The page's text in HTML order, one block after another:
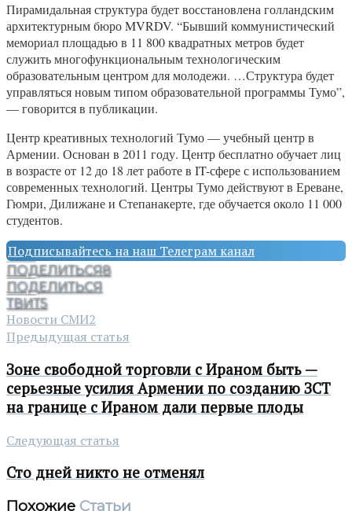
Пирамидальная структура будет восстановлена голландским
архитектурным бюро MVRDV. “Бывший коммунистический
мемориал площадью в 11 800 квадратных метров будет
служить многофункциональным технологическим
образовательным центром для молодежи. …Структура будет
управляться новым типом образовательной программы Тумо”,
— говорится в публикации.
Центр креативных технологий Тумо — учебный центр в
Армении. Основан в 2011 году. Центр бесплатно обучает лиц
в возрасте от 12 до 18 лет работе в IT-сфере с использованием
современных технологий. Центры Тумо действуют в Ереване,
Гюмри, Дилижане и Степанакерте, где обучается около 11 000
студентов.
Подписывайтесь на наш Телеграм канал
ПОДЕЛИТЬСЯ8
ПОДЕЛИТЬСЯ
ТВИТ5
Новости СМИ2
Предыдущая статья
Зоне свободной торговли с Ираном быть —
серьезные усилия Армении по созданию ЗСТ
на границе с Ираном дали первые плоды
Следующая статья
Сто дней никто не отменял
Похожие Статьи